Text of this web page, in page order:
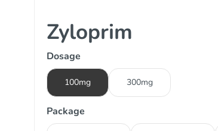
Zyloprim
Dosage
100mg 300mg
Package